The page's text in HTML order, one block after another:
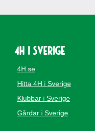
4H i Sverige
4H.se
Hitta 4H i Sverige
Klubbar i Sverige
Gårdar i Sverige